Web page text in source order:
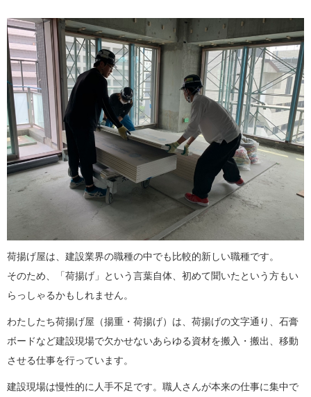
荷揚げ屋は、建設業界の職種の中でも比較的新しい職種です。
そのため、「荷揚げ」という言葉自体、初めて聞いたという方もい
らっしゃるかもしれません。
わたしたち荷揚げ屋（揚重・荷揚げ）は、荷揚げの文字通り、石膏
ボードなど建設現場で欠かせないあらゆる資材を搬入・搬出、移動
させる仕事を行っています。
建設現場は慢性的に人手不足です。職人さんが本来の仕事に集中で